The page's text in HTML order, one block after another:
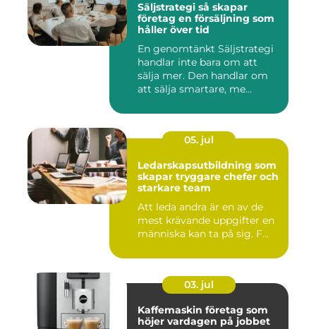
Säljstrategi så skapar
företag en försäljning som
håller över tid
En genomtänkt Säljstrategi
handlar inte bara om att
sälja mer. Den handlar om
att sälja smartare, me...
05. jul
Ledarskapsutbildning som
skapar tryggare chefer och
starkare team
Att leda andra är en av de
mest krävande uppgifter en
människa kan ta på sig. F...
03. jul
Kaffemaskin företag som
höjer vardagen på jobbet